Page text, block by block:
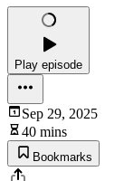
Play episode
Sep 29, 2025
40 mins
Bookmarks